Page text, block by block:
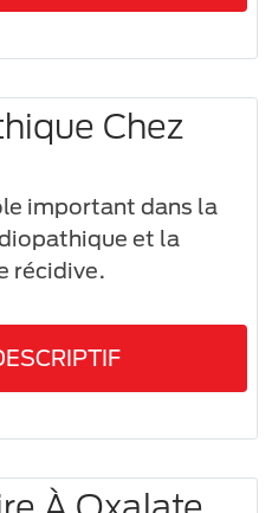
Chez
important dans la
et la
récidive.